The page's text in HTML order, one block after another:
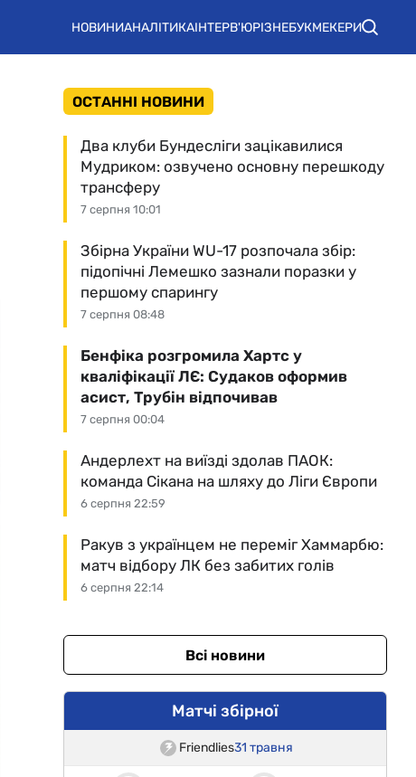
НОВИНИАНАЛІТИКАІНТЕРВ'ЮРІЗНЕБУКМЕКЕРИ
ОСТАННІ НОВИНИ
7 серпня 10:01
Два клуби Бундесліги зацікавилися
Мудриком: озвучено основну перешкоду
трансферу
7 серпня 08:48
Збірна України WU-17 розпочала збір:
підопічні Лемешко зазнали поразки у
першому спарингу
7 серпня 00:04
Бенфіка розгромила Хартс у
кваліфікації ЛЄ: Судаков оформив
асист, Трубін відпочивав
6 серпня 22:59
Андерлехт на виїзді здолав ПАОК:
команда Сікана на шляху до Ліги Європи
6 серпня 22:14
Ракув з українцем не переміг Хаммарбю:
матч відбору ЛК без забитих голів
Всі новини
Матчі збірної
Friendlies31 травня